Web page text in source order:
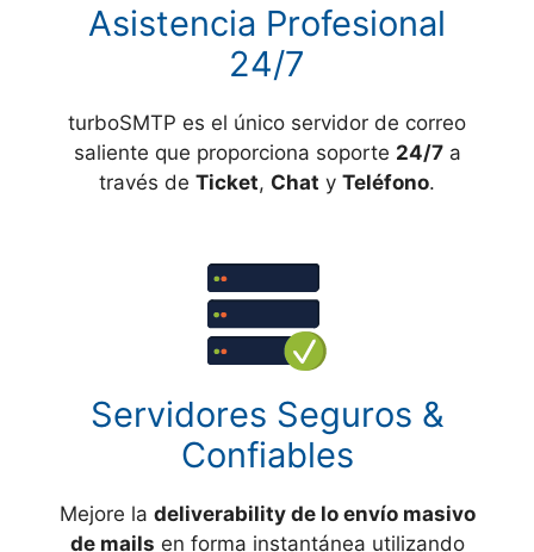
Asistencia Profesional
24/7
turboSMTP es el único servidor de correo
saliente que proporciona soporte 24/7a
través de Ticket, Chat y Teléfono.
Servidores Seguros &
Confiables
Mejore la deliverability de lo envío masivo
de mails en forma instantánea utilizando